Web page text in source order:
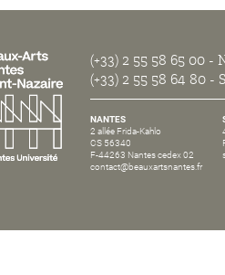
(+33) 2 55 58 65 00 -
(+33) 2 55 58 64 80 -
NANTES
2 allée Frida-Kahlo
CS 56340
F-44263 Nantes cedex 02
contact@beauxartsnantes.fr